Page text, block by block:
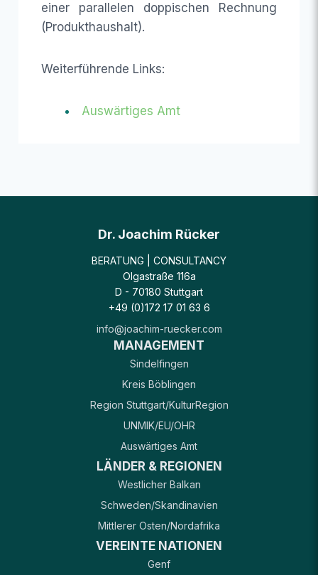
einer parallelen doppischen Rechnung
(Produkthaushalt).
Weiterführende Links:
Auswärtiges Amt
Dr. Joachim Rücker
BERATUNG | CONSULTANCY
Olgastraße 116a
D - 70180 Stuttgart
+49 (0)172 17 01 63 6
info@joachim-ruecker.com
MANAGEMENT
Sindelfingen
Kreis Böblingen
Region Stuttgart/KulturRegion
UNMIK/EU/OHR
Auswärtiges Amt
LÄNDER & REGIONEN
Westlicher Balkan
Schweden/Skandinavien
Mittlerer Osten/Nordafrika
VEREINTE NATIONEN
Genf